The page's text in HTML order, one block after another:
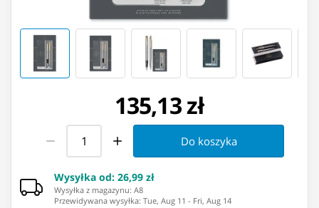
135,13 zł
Do koszyka
Wysyłka od: 26,99 zł
Wysyłka z magazynu: ⁨A8⁩
Przewidywana wysyłka: Tue, Aug 11 - Fri, Aug 14